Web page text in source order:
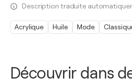
Découvrir dans
Description traduite
Acrylique Huile Mode